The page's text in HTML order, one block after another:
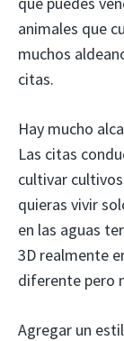
animales que
muchos
citas.
Hay mucho
Las citas
cultivar
quieras vivir
en las aguas
3D realmente
diferente pero
Agregar un